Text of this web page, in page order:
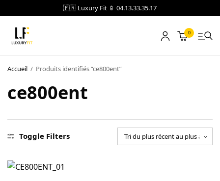
🇫🇷 Luxury Fit 📱 04.13.33.35.17
0
Accueil / Produits identifiés “ce800ent”
ce800ent
Toggle Filters
LOCATION
NOTRE CATALOGUE